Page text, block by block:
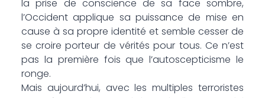
la prise de conscience de sa face sombre,
l’Occident applique sa puissance de mise en
cause à sa propre identité et semble cesser de
se croire porteur de vérités pour tous. Ce n’est
pas la première fois que l’autoscepticisme le
ronge.
Mais aujourd’hui, avec les multiples terroristes